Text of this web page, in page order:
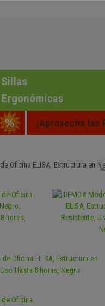
Sillas
Ergonómicas
¡Aprovecha